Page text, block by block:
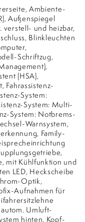
Ambiente-
Außenspiegel
verstell- und heizbar,
Blinkleuchten
Schriftzug,
(HSA),
Fahrassistenz-
System:
System: Multi-
System: Notbrems-
Warnsystem,
Family-
mit Kühlfunktion und
LED, Heckscheibe
Optik,
Aufnahmen für
Umluft-
hinten, Kopf-